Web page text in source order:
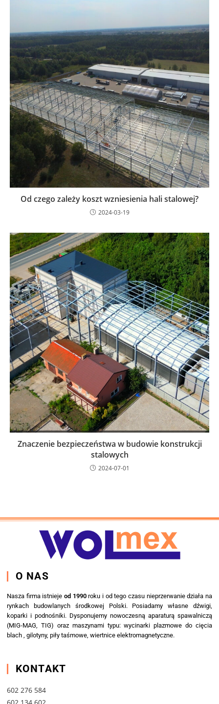
Od czego zależy koszt wzniesienia hali stalowej?
2024-03-19
Znaczenie bezpieczeństwa w budowie konstrukcji
stalowych
2024-07-01
O NAS
Nasza firma istnieje od 1990roku i od tego czasu nieprzerwanie działa na
rynkach budowlanych środkowej Polski. Posiadamy własne dźwigi,
koparki i podnośniki. Dysponujemy nowoczesną aparaturą spawalniczą
(MIG-MAG, TIG) oraz maszynami typu: wycinarki plazmowe do cięcia
blach , gilotyny, piły taśmowe, wiertnice elektromagnetyczne.
KONTAKT
602 276 584